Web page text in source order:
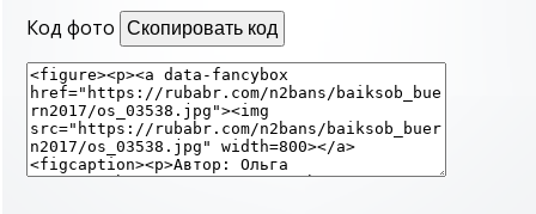
Код фото Скопировать код